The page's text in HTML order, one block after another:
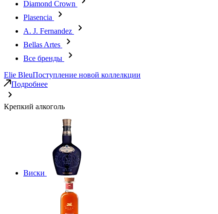
Diamond Crown
Plasencia
A. J. Fernandez
Bellas Artes
Все бренды
Elie BleuПоступление новой коллелкции
Подробнее
Крепкий алкоголь
Виски